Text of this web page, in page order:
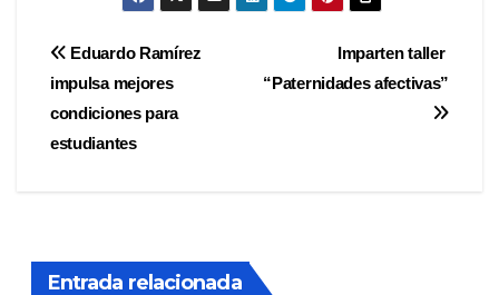
Navegación
de
entradas
Imparten taller
“Paternidades afectivas”
Eduardo Ramírez
impulsa mejores
condiciones para
estudiantes
Entrada relacionada